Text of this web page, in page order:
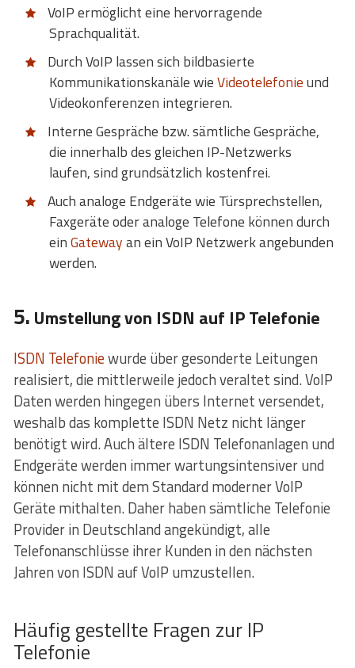
VoIP ermöglicht eine hervorragende
Sprachqualität.
Durch VoIP lassen sich bildbasierte
Kommunikationskanäle wieVideotelefonieund
Videokonferenzen integrieren.
Interne Gespräche bzw. sämtliche Gespräche,
die innerhalb des gleichen IP-Netzwerks
laufen, sind grundsätzlich kostenfrei.
Auch analoge Endgeräte wie Türsprechstellen,
Faxgeräte oder analoge Telefone können durch
einGatewayan ein VoIP Netzwerk angebunden
werden.
5. Umstellung von ISDN auf IP Telefonie
ISDN Telefoniewurde über gesonderte Leitungen
realisiert, die mittlerweile jedoch veraltet sind. VoIP
Daten werden hingegen übers Internet versendet,
weshalb das komplette ISDN Netz nicht länger
benötigt wird. Auch ältere ISDN Telefonanlagen und
Endgeräte werden immer wartungsintensiver und
können nicht mit dem Standard moderner VoIP
Geräte mithalten. Daher haben sämtliche Telefonie
Provider in Deutschland angekündigt, alle
Telefonanschlüsse ihrer Kunden in den nächsten
Jahren von ISDN auf VoIP umzustellen.
Häufig gestellte Fragen zur IP
Telefonie